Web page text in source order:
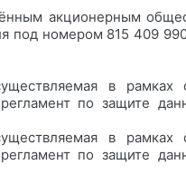
акционерным
под номером 815 409
в рамках
по защите
в рамках
по защите